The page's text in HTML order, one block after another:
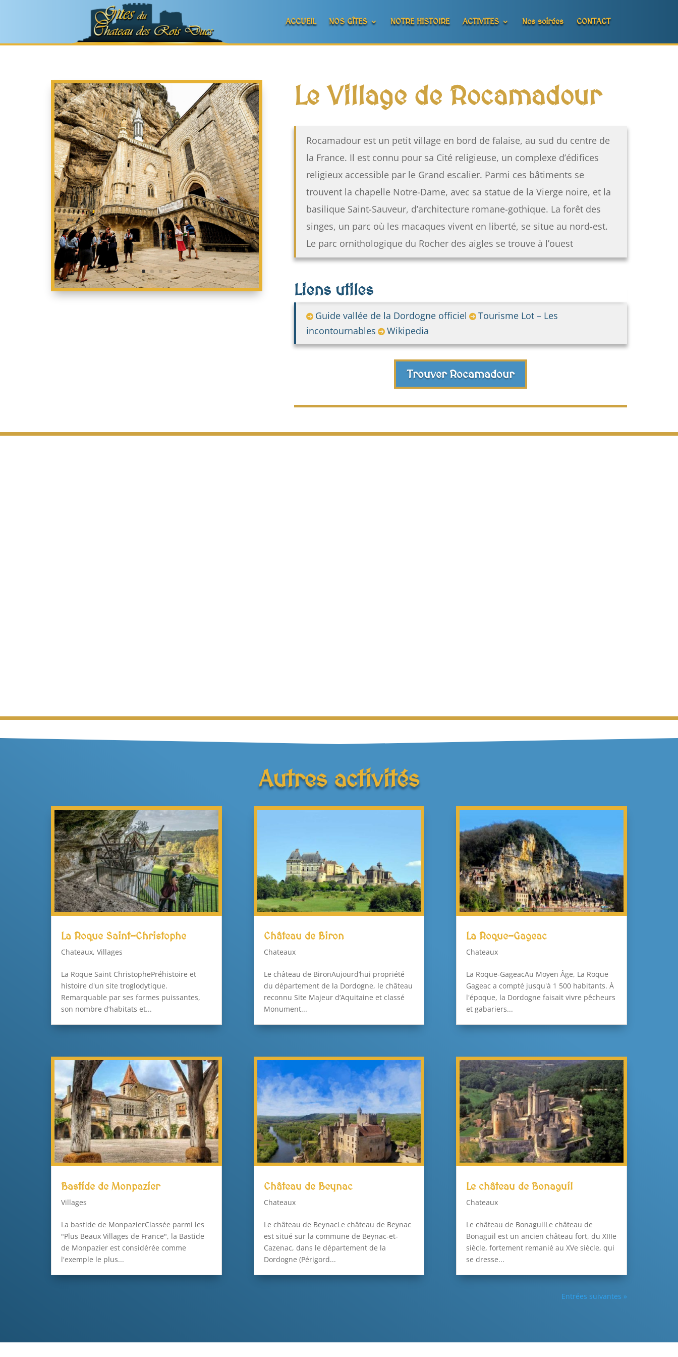
ACCUEIL NOS GÎTES NOTRE HISTOIRE ACTIVITES Nos soirées CONTACT
Le Village de Rocamadour
Rocamadour est un petit village en bord de falaise, au sud du centre de
la France. Il est connu pour sa Cité religieuse, un complexe d’édifices
religieux accessible par le Grand escalier. Parmi ces bâtiments se
trouvent la chapelle Notre-Dame, avec sa statue de la Vierge noire, et la
basilique Saint-Sauveur, d’architecture romane-gothique. La forêt des
singes, un parc où les macaques vivent en liberté, se situe au nord-est.
Le parc ornithologique du Rocher des aigles se trouve à l’ouest
Liens utiles
Guide vallée de la Dordogne officiel
Tourisme Lot – Les
incontournables
Wikipedia
Trouver Rocamadour
Autres activités
La Roque Saint-Christophe
Chateaux, Villages
La Roque Saint ChristophePréhistoire et
histoire d'un site troglodytique.
Remarquable par ses formes puissantes,
son nombre d’habitats et...
Bastide de Monpazier
Villages
La bastide de MonpazierClassée parmi les
"Plus Beaux Villages de France", la Bastide
de Monpazier est considérée comme
l'exemple le plus...
Château de Biron
Chateaux
Le château de BironAujourd’hui propriété
du département de la Dordogne, le château
reconnu Site Majeur d’Aquitaine et classé
Monument...
Château de Beynac
Chateaux
Le château de BeynacLe château de Beynac
est situé sur la commune de Beynac-et-
Cazenac, dans le département de la
Dordogne (Périgord...
La Roque-Gageac
Chateaux
La Roque-GageacAu Moyen Âge, La Roque
Gageac a compté jusqu'à 1 500 habitants. À
l'époque, la Dordogne faisait vivre pêcheurs
et gabariers...
Le château de Bonaguil
Chateaux
Le château de BonaguilLe château de
Bonaguil est un ancien château fort, du XIIIe
siècle, fortement remanié au XVe siècle, qui
se dresse...
Entrées suivantes »